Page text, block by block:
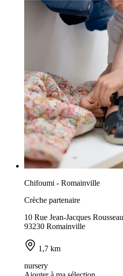
Chifoumi - Romainville
Crèche partenaire
10 Rue Jean-Jacques Rousseau
93230 Romainville
1,7 km
nursery